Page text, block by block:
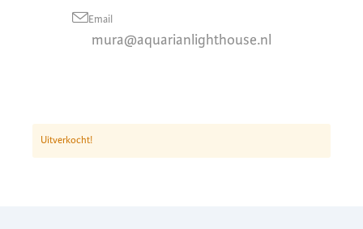
Email
mura@aquarianlighthouse.nl
Uitverkocht!